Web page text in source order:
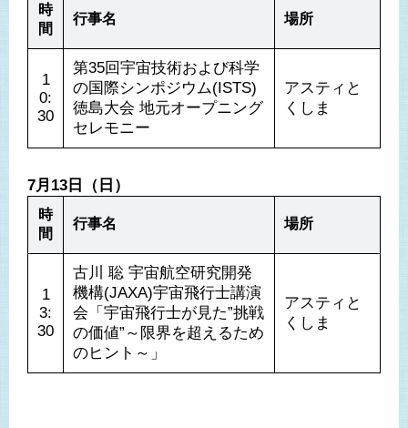
時
間
行事名 場所
1
0:
30
第35回宇宙技術および科学
の国際シンポジウム(ISTS)
徳島大会 地元オープニング
セレモニー
アスティと
くしま
7月13日（日）
時
間
行事名 場所
1
3:
30
古川 聡 宇宙航空研究開発
機構(JAXA)宇宙飛行士講演
会「宇宙飛行士が見た”挑戦
の価値”～限界を超えるため
のヒント～」
アスティと
くしま